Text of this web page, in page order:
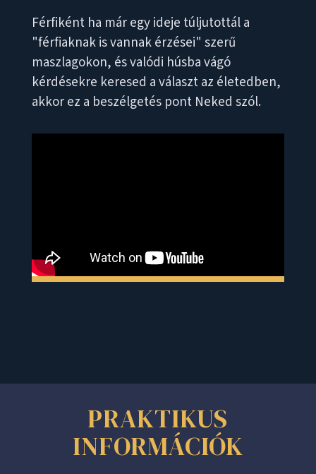
Férfiként ha már egy ideje túljutottál a
"férfiaknak is vannak érzései" szerű
maszlagokon, és valódi húsba vágó
kérdésekre keresed a választ az életedben,
akkor ez a beszélgetés pont Neked szól.
PRAKTIKUS
INFORMÁCIÓK